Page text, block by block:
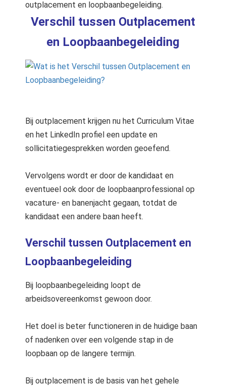
outplacement en loopbaanbegeleiding.
Verschil tussen Outplacement
en Loopbaanbegeleiding
Bij outplacement krijgen nu het Curriculum Vitae
en het LinkedIn profiel een update en
sollicitatiegesprekken worden geoefend.
Vervolgens wordt er door de kandidaat en
eventueel ook door de loopbaanprofessional op
vacature- en banenjacht gegaan, totdat de
kandidaat een andere baan heeft.
Verschil tussen Outplacement en
Loopbaanbegeleiding
Bij loopbaanbegeleiding loopt de
arbeidsovereenkomst gewoon door.
Het doel is beter functioneren in de huidige baan
of nadenken over een volgende stap in de
loopbaan op de langere termijn.
Bij outplacement is de basis van het gehele